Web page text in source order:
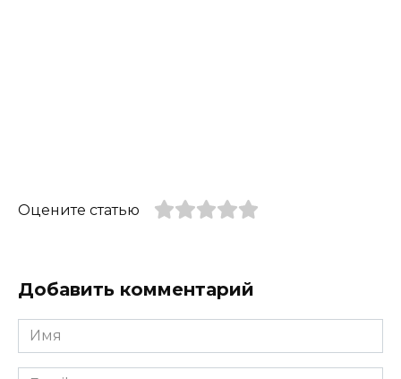
Оцените статью
Добавить комментарий
Имя
*